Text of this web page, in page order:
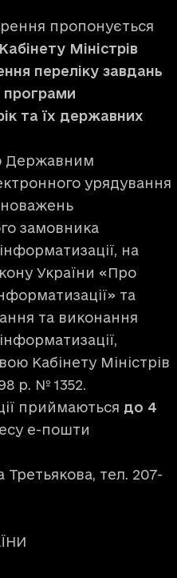
пропонується
Міністрів
переліку завдань
програми
та їх державних
Державним
урядування
замовника
на
України «Про
та
та виконання
Кабінету Міністрів
р. № 1352.
приймаються до 4
е-пошти
Третьякова, тел. 207-